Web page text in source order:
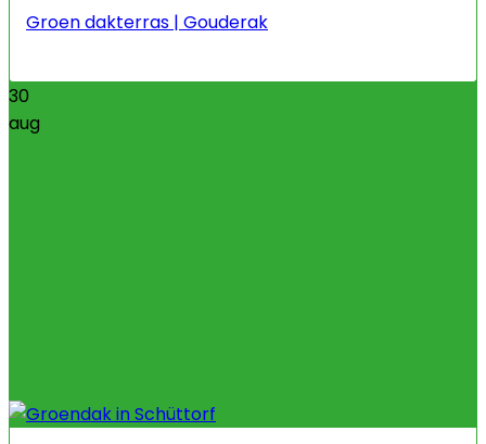
Groen dakterras | Gouderak
30
aug